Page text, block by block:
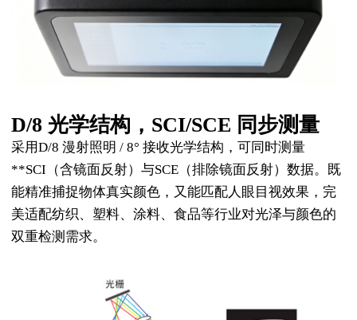
D/8 光学结构，SCI/SCE 同步测量
采用D/8 漫射照明 / 8° 接收光学结构，可同时测量
**SCI（含镜面反射）与SCE（排除镜面反射）数据。既
能精准捕捉物体真实颜色，又能匹配人眼目视效果，完
美适配纺织、塑料、涂料、食品等行业对光泽与颜色的
双重检测需求。